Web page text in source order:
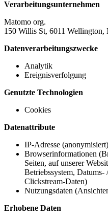
Verarbeitungsunternehmen
Matomo org.
150 Willis St, 6011 Wellington,
Datenverarbeitungszwecke
Analytik
Ereignisverfolgung
Genutzte Technologien
Cookies
Datenattribute
IP-Adresse (anonymisiert)
Browserinformationen
Seiten, auf unserer
Betriebssystem, Datums-
Clickstream-Daten)
Nutzungsdaten
Erhobene Daten